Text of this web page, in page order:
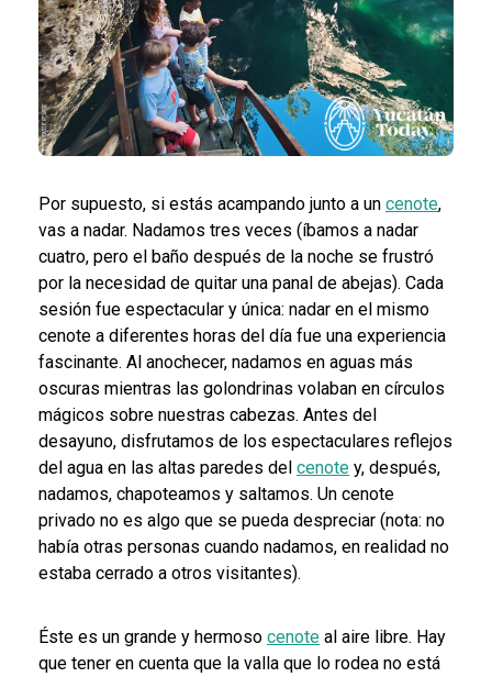
Por supuesto, si estás acampando junto a un cenote,
vas a nadar. Nadamos tres veces (íbamos a nadar
cuatro, pero el baño después de la noche se frustró
por la necesidad de quitar una panal de abejas). Cada
sesión fue espectacular y única: nadar en el mismo
cenote a diferentes horas del día fue una experiencia
fascinante. Al anochecer, nadamos en aguas más
oscuras mientras las golondrinas volaban en círculos
mágicos sobre nuestras cabezas. Antes del
desayuno, disfrutamos de los espectaculares reflejos
del agua en las altas paredes del cenote y, después,
nadamos, chapoteamos y saltamos. Un cenote
privado no es algo que se pueda despreciar (nota: no
había otras personas cuando nadamos, en realidad no
estaba cerrado a otros visitantes).
Éste es un grande y hermoso cenote al aire libre. Hay
que tener en cuenta que la valla que lo rodea no está